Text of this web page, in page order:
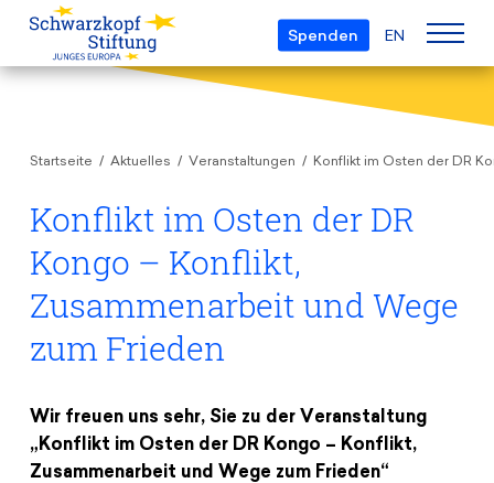
Spenden EN
Die Stiftung
Team
Projekte
Understanding Europe
Junge Islam Konferenz
Postmigrant Europe
Zukunft D
Preise
Young European of the Year
Schwarzkopf-Europa-Preis
Bildung & Reisen
Materialien
Reisestipendien
Aktuelles
Veranstaltungen
Startseite Aktuelles Veranstaltungen Konflikt im Osten der DR
Konflikt im Osten der DR
Kongo – Konflikt,
Zusammenarbeit und Wege
zum Frieden
Wir freuen uns sehr, Sie zu der Veranstaltung
„Konflikt im Osten der DR Kongo – Konflikt,
Zusammenarbeit und Wege zum Frieden“